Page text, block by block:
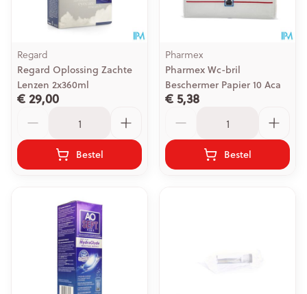
Regard
Regard Oplossing Zachte
Lenzen 2x360ml
€ 29,00
Bestel
Pharmex
Pharmex Wc-bril
Beschermer Papier 10 Aca
€ 5,38
Bestel